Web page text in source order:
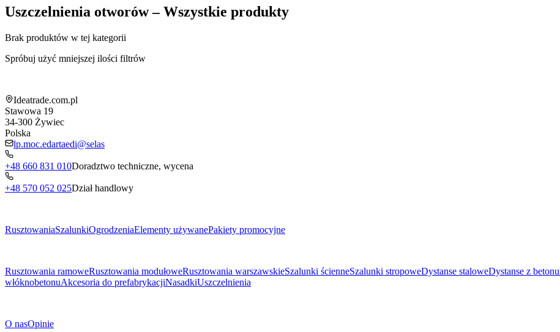
Uszczelnienia otworów – Wszystkie produkty
Brak produktów w tej kategorii
Spróbuj użyć mniejszej ilości filtrów
Ideatrade.com.pl
Stawowa 19
34-300 Żywiec
Polska
lp.moc.edartaedi@selas
+48 660 831 010Doradztwo techniczne, wycena
+48 570 052 025Dział handlowy
RusztowaniaSzalunkiOgrodzeniaElementy używanePakiety promocyjne
Rusztowania ramoweRusztowania modułoweRusztowania warszawskieSzalunki ścienneSzalunki stropoweDystanse staloweDystanse z betonu
włóknobetonuAkcesoria do prefabrykacjiNasadkiUszczelnienia
O nasOpinie